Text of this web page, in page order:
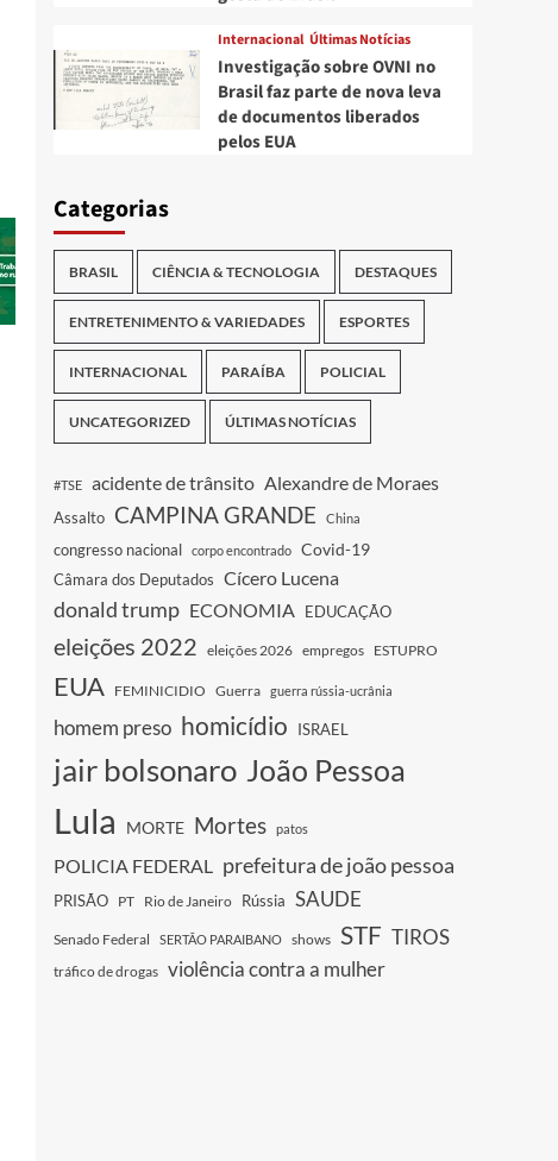
Internacional Últimas Notícias
Investigação sobre OVNI no
Brasil faz parte de nova leva
de documentos liberados
pelos EUA
Categorias
BRASIL CIÊNCIA & TECNOLOGIA DESTAQUES
ENTRETENIMENTO & VARIEDADES ESPORTES
INTERNACIONAL PARAÍBA POLICIAL
UNCATEGORIZED ÚLTIMAS NOTÍCIAS
#TSE acidente de trânsito Alexandre de Moraes
Assalto CAMPINA GRANDE China
congresso nacional corpo encontrado Covid-19
Câmara dos Deputados Cícero Lucena
donald trump ECONOMIA EDUCAÇÃO
eleições 2022 eleições 2026 empregos ESTUPRO
EUA FEMINICIDIO Guerra guerra rússia-ucrânia
homem preso homicídio ISRAEL
jair bolsonaro João Pessoa
Lula MORTE Mortes patos
POLICIA FEDERAL prefeitura de joão pessoa
PRISÃO PT Rio de Janeiro Rússia SAUDE
Senado Federal SERTÃO PARAIBANO shows STF TIROS
tráfico de drogas violência contra a mulher